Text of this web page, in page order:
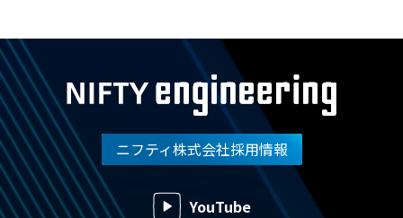
ニフティ株式会社採用情報
YouTube